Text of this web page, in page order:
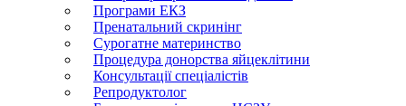
Програми ЕКЗ
Пренатальний скринінг
Сурогатне материнство
Процедура донорства яйцеклітини
Консультації спеціалістів
Репродуктолог